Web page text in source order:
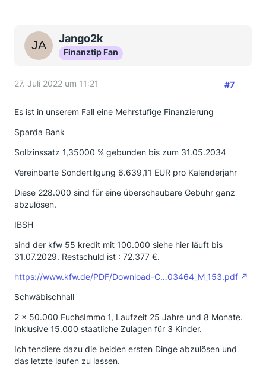
Jango2k
Finanztip Fan
27. Juli 2022 um 11:21 #7
Es ist in unserem Fall eine Mehrstufige Finanzierung
Sparda Bank
Sollzinssatz 1,35000 % gebunden bis zum 31.05.2034
Vereinbarte Sondertilgung 6.639,11 EUR pro Kalenderjahr
Diese 228.000 sind für eine überschaubare Gebühr ganz
abzulösen.
IBSH
sind der kfw 55 kredit mit 100.000 siehe hier läuft bis
31.07.2029. Restschuld ist : 72.377 €.
https://www.kfw.de/PDF/Download-C…03464_M_153.pdf
Schwäbischhall
2 x 50.000 FuchsImmo 1, Laufzeit 25 Jahre und 8 Monate.
Inklusive 15.000 staatliche Zulagen für 3 Kinder.
Ich tendiere dazu die beiden ersten Dinge abzulösen und
das letzte laufen zu lassen.